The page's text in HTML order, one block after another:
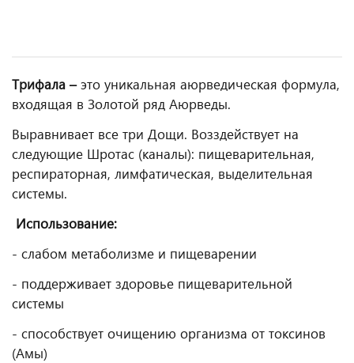
Трифала –это уникальная аюрведическая формула,
входящая в Золотой ряд Аюрведы.
Выравнивает все три Дощи. Возздействует на
следующие Шротас (каналы): пищеварительная,
респираторная, лимфатическая, выделительная
системы.
Использование:
- слабом метаболизме и пищеварении
- поддерживает здоровье пищеварительной
системы
- способствует очищению организма от токсинов
(Амы)